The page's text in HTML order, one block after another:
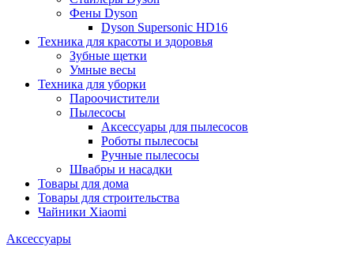
Фены Dyson
Dyson Supersonic HD16
Техника для красоты и здоровья
Зубные щетки
Умные весы
Техника для уборки
Пароочистители
Пылесосы
Аксессуары для пылесосов
Роботы пылесосы
Ручные пылесосы
Швабры и насадки
Товары для дома
Товары для строительства
Чайники Xiaomi
Аксессуары